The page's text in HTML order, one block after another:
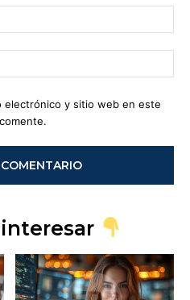
electrónico y sitio web en este